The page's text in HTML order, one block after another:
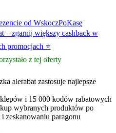
od WskoczPoKasę
– zgarnij większy cashback w
promocjach ⭐
z tej oferty
alerabat zastosuje najlepsze
i 15 000 kodów rabatowych
wybranych produktów po
zeskanowaniu paragonu